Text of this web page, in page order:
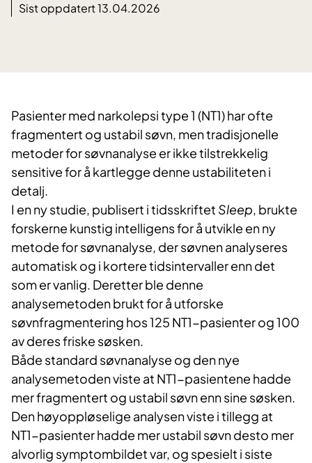
Sist oppdatert 13.04.2026
Pasienter med narkolepsi type 1 (NT1) har ofte
fragmentert og ustabil søvn, men tradisjonelle
metoder for søvnanalyse er ikke tilstrekkelig
sensitive for å kartlegge denne ustabiliteten i
detalj.
I en ny studie, publisert i tidsskriftet Sleep, brukte
forskerne kunstig intelligens for å utvikle en ny
metode for søvnanalyse, der søvnen analyseres
automatisk og i kortere tidsintervaller enn det
som er vanlig. Deretter ble denne
analysemetoden brukt for å utforske
søvnfragmentering hos 125 NT1-pasienter og 100
av deres friske søsken.
Både standard søvnanalyse og den nye
analysemetoden viste at NT1-pasientene hadde
mer fragmentert og ustabil søvn enn sine søsken.
Den høyoppløselige analysen viste i tillegg at
NT1-pasienter hadde mer ustabil søvn desto mer
alvorlig symptombildet var, og spesielt i siste